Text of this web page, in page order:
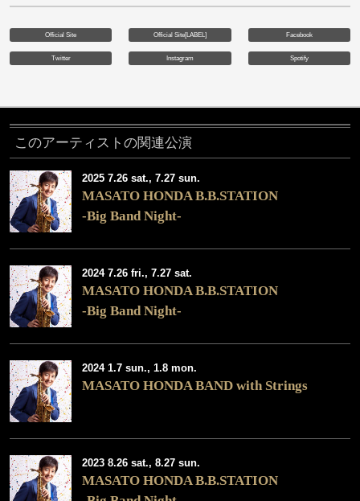
Official Site Official Site[LABEL] Facebook
Twitter Instagram Spotify
このアーティストの関連公演
2025 7.26 sat., 7.27 sun.
MASATO HONDA B.B.STATION
-Big Band Night-
2024 7.26 fri., 7.27 sat.
MASATO HONDA B.B.STATION
-Big Band Night-
2024 1.7 sun., 1.8 mon.
MASATO HONDA BAND with Strings
2023 8.26 sat., 8.27 sun.
MASATO HONDA B.B.STATION